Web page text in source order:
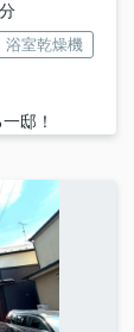
浴室乾燥機
邸！